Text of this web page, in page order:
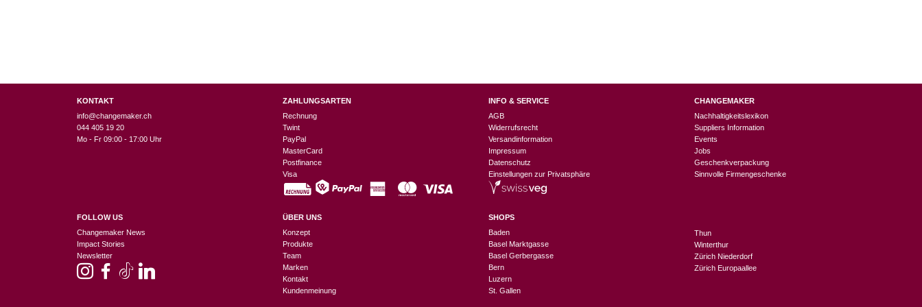
KONTAKT
info@changemaker.ch
044 405 19 20
Mo - Fr 09:00 - 17:00 Uhr
FOLLOW US
Changemaker News
Impact Stories
Newsletter
ZAHLUNGSARTEN
Rechnung
Twint
PayPal
MasterCard
Postfinance
Visa
ÜBER UNS
Konzept
Produkte
Team
Marken
Kontakt
Kundenmeinung
INFO & SERVICE
AGB
Widerrufsrecht
Versandinformation
Impressum
Datenschutz
Einstellungen zur Privatsphäre
SHOPS
Baden
Basel Marktgasse
Basel Gerbergasse
Bern
Luzern
St. Gallen
CHANGEMAKER
Nachhaltigkeitslexikon
Suppliers Information
Events
Jobs
Geschenkverpackung
Sinnvolle Firmengeschenke
Thun
Winterthur
Zürich Niederdorf
Zürich Europaallee